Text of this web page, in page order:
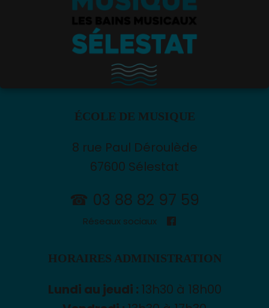
ÉCOLE DE MUSIQUE
8 rue Paul Déroulède
67600 Sélestat
☎ 03 88 82 97 59
Réseaux sociaux
HORAIRES ADMINISTRATION
Lundi au jeudi : 13h30 à 18h00